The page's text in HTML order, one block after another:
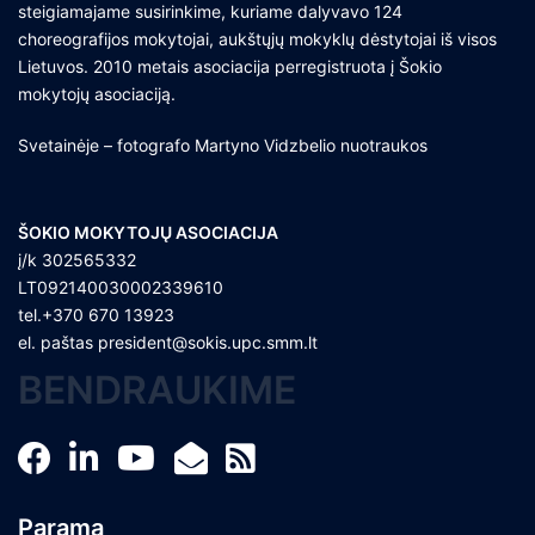
steigiamajame susirinkime, kuriame dalyvavo 124
choreografijos mokytojai, aukštųjų mokyklų dėstytojai iš visos
Lietuvos. 2010 metais asociacija perregistruota į Šokio
mokytojų asociaciją.
Svetainėje – fotografo Martyno Vidzbelio nuotraukos
ŠOKIO MOKYTOJŲ ASOCIACIJA
į/k 302565332
LT092140030002339610
tel.+370 670 13923
el. paštas president@sokis.upc.smm.lt
BENDRAUKIME
Parama